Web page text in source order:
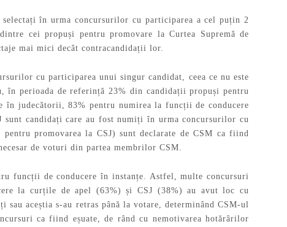
în urma concursurilor cu participarea a cel puțin 2
cei propuși pentru promovare la Curtea Supremă de
mai mici decât contracandidații lor.
cu participarea unui singur candidat, ceea ce nu este
în perioada de referință 23% din candidații propuși pentru
judecătorii, 83% pentru numirea la funcții de conducere
candidați care au fost numiți în urma concursurilor cu
promovarea la CSJ) sunt declarate de CSM ca fiind
de voturi din partea membrilor CSM.
funcții de conducere în instanțe. Astfel, multe concursuri
la curțile de apel (63%) și CSJ (38%) au avut loc cu
aceștia s-au retras până la votare, determinând CSM-ul
ca fiind eșuate, de rând cu nemotivarea hotărârilor